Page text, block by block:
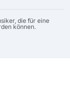
die für eine
können.